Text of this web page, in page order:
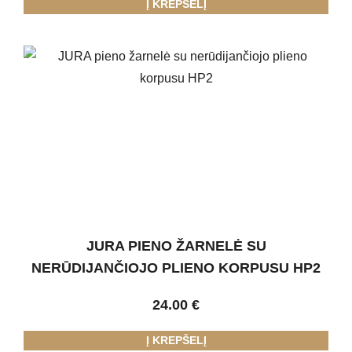
Į KREPŠELĮ
JURA PIENO ŽARNELĖ SU
NERŪDIJANČIOJO PLIENO KORPUSU HP2
24.00 €
Į KREPŠELĮ